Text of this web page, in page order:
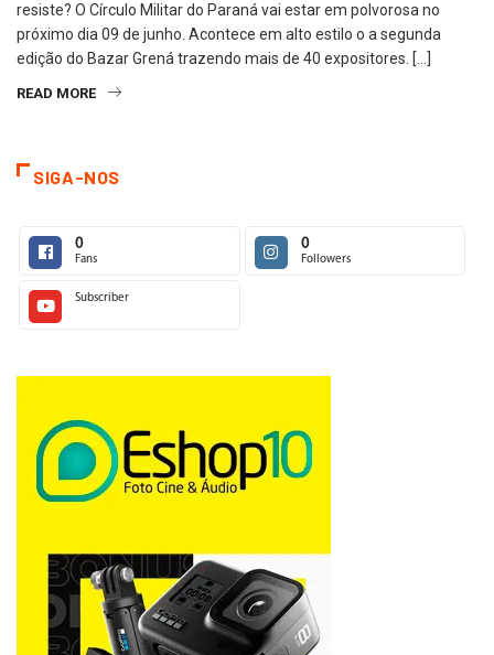
resiste? O Círculo Militar do Paraná vai estar em polvorosa no
próximo dia 09 de junho. Acontece em alto estilo o a segunda
edição do Bazar Grená trazendo mais de 40 expositores. […]
READ MORE
SIGA-NOS
0
Fans
0
Followers
Subscriber